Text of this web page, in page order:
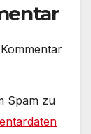
Spam zu